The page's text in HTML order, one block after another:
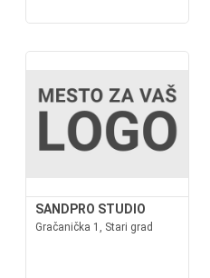
SANDPRO STUDIO
Gračanička 1, Stari grad